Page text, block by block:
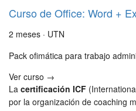
Curso de Office: Word +
2 meses · UTN
Pack ofimática para trabajo
Ver curso →
La certificación ICF
por la organización de coaching